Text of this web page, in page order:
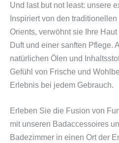
Und last but not least: unsere
Inspiriert von den
Orients, verwöhnt sie Ihre
Duft und einer sanften Pflege.
natürlichen Ölen und
Gefühl von Frische und
Erlebnis bei jedem Gebrauch.
Erleben Sie die Fusion von
mit unseren Badaccessoires
Badezimmer in einen Ort der